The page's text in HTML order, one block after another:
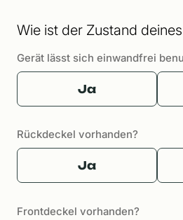
Wie ist der Zustand
Gerät lässt sich einwandfrei
Ja
Rückdeckel vorhanden?
Ja
Frontdeckel vorhanden?